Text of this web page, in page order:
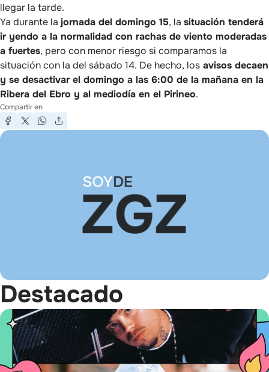
llegar la tarde.
Ya durante la jornada del domingo 15, la situación tenderá
ir yendo a la normalidad con rachas de viento moderadas
a fuertes, pero con menor riesgo si comparamos la
situación con la del sábado 14. De hecho, los avisos decaen
y se desactivar el domingo a las 6:00 de la mañana en la
Ribera del Ebro y al mediodía en el Pirineo.
Compartir en
Destacado